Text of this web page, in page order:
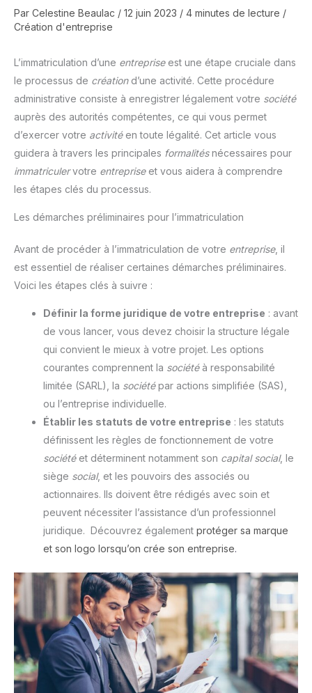
Par Celestine Beaulac / 12 juin 2023 / 4 minutes de lecture /
Création d'entreprise
L’immatriculation d’une entrepriseest une étape cruciale dans
le processus de créationd’une activité. Cette procédure
administrative consiste à enregistrer légalement votre société
auprès des autorités compétentes, ce qui vous permet
d’exercer votre activitéen toute légalité. Cet article vous
guidera à travers les principales formalitésnécessaires pour
immatriculervotre entrepriseet vous aidera à comprendre
les étapes clés du processus.
Les démarches préliminaires pour l’immatriculation
Avant de procéder à l’immatriculation de votre entreprise, il
est essentiel de réaliser certaines démarches préliminaires.
Voici les étapes clés à suivre :
Définir la forme juridique de votre entreprise : avant
de vous lancer, vous devez choisir la structure légale
qui convient le mieux à votre projet. Les options
courantes comprennent la sociétéà responsabilité
limitée (SARL), la sociétépar actions simplifiée (SAS),
ou l’entreprise individuelle.
Établir les statuts de votre entreprise : les statuts
définissent les règles de fonctionnement de votre
sociétéet déterminent notamment son capital social, le
siège social, et les pouvoirs des associés ou
actionnaires. Ils doivent être rédigés avec soin et
peuvent nécessiter l’assistance d’un professionnel
juridique. Découvrez également protéger sa marque
et son logo lorsqu’on crée son entreprise.